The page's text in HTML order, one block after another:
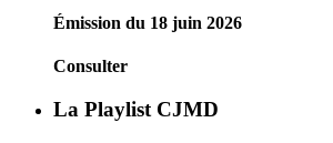
Émission du 18 juin 2026
Consulter
La Playlist CJMD